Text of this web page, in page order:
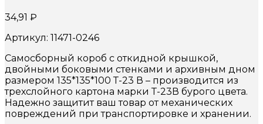
34,91 ₽
Артикул: 11471-0246
Самосборный короб с откидной крышкой,
двойными боковыми стенками и архивным дном
размером 135*135*100 Т-23 В – производится из
трехслойного картона марки Т-23В бурого цвета.
Надежно защитит ваш товар от механических
повреждений при транспортировке и хранении.